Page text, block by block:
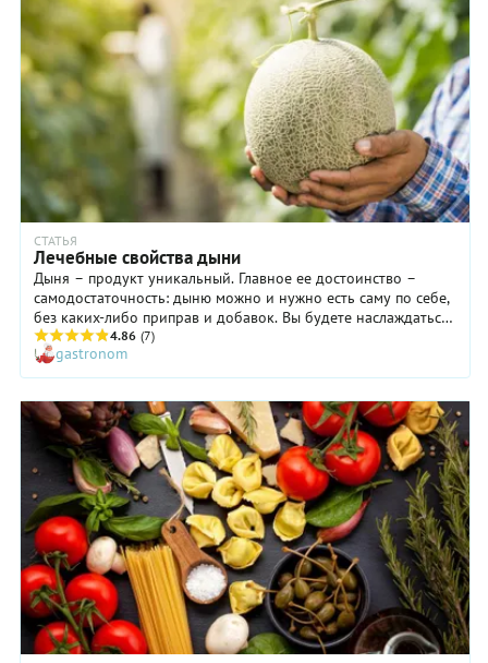
СТАТЬЯ
Лечебные свойства дыни
Дыня – продукт уникальный. Главное ее достоинство –
самодостаточность: дыню можно и нужно есть саму по себе,
без каких-либо приправ и добавок. Вы будете наслаждаться
волшебным вкусом и ароматом, а тем временем ваша кожа
будет разглаживаться и молодеть, волосы и ногти –
укрепляться, настроение – улучшаться.
4.86 (7)
gastronom